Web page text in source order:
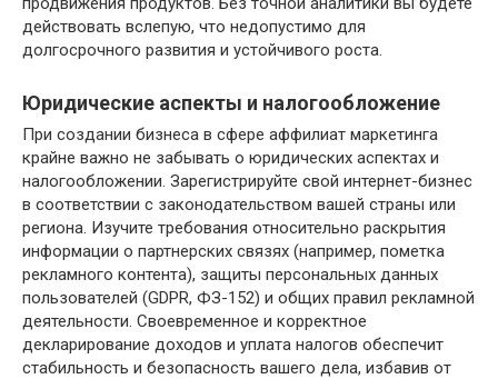
действовать вслепую, что недопустимо для
долгосрочного развития и устойчивого роста.
Юридические аспекты и налогообложение
При создании бизнеса в сфере аффилиат маркетинга
крайне важно не забывать о юридических аспектах и
налогообложении. Зарегистрируйте свой интернет-бизнес
в соответствии с законодательством вашей страны или
региона. Изучите требования относительно раскрытия
информации о партнерских связях (например, пометка
рекламного контента), защиты персональных данных
пользователей (GDPR, ФЗ-152) и общих правил рекламной
деятельности. Своевременное и корректное
декларирование доходов и уплата налогов обеспечит
стабильность и безопасность вашего дела, избавив от